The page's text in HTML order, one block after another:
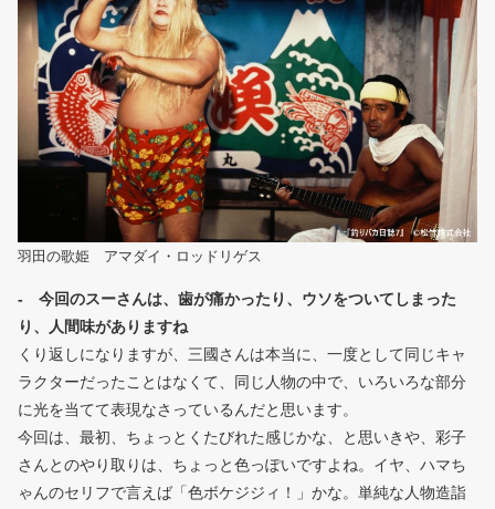
羽田の歌姫 アマダイ・ロッドリゲス
- 今回のスーさんは、歯が痛かったり、ウソをついてしまった
り、人間味がありますね
くり返しになりますが、三國さんは本当に、一度として同じキャ
ラクターだったことはなくて、同じ人物の中で、いろいろな部分
に光を当てて表現なさっているんだと思います。
今回は、最初、ちょっとくたびれた感じかな、と思いきや、彩子
さんとのやり取りは、ちょっと色っぽいですよね。イヤ、ハマち
ゃんのセリフで言えば「色ボケジジィ！」かな。単純な人物造詣